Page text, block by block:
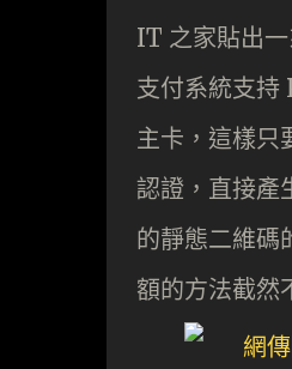
IT 之家貼出
支付系統支
主卡，這樣
認證，直接產
的靜態二維碼
額的方法截然